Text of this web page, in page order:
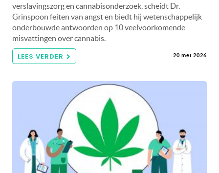
verslavingszorg en cannabisonderzoek, scheidt Dr.
Grinspoon feiten van angst en biedt hij wetenschappelijk
onderbouwde antwoorden op 10 veelvoorkomende
misvattingen over cannabis.
LEES VERDER 20 mei 2026